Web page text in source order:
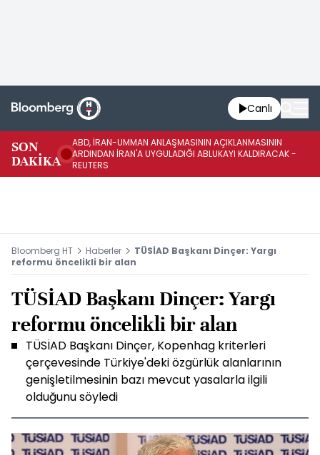
Canlı
SON
DAKİKA
ABD, İRAN-UMMAN ANLAŞMASININ AÇIKLANMASININ
ARDINDAN İRAN'A UYGULADIĞI ABLUKAYI KALDIRACAK -
REUTERS
Bloomberg HT Haberler
TÜSİAD Başkanı Dinçer: Yargı
reformu öncelikli bir alan
TÜSİAD Başkanı Dinçer: Yargı
reformu öncelikli bir alan
TÜSİAD Başkanı Dinçer, Kopenhag kriterleri
çerçevesinde Türkiye'deki özgürlük alanlarının
genişletilmesinin bazı mevcut yasalarla ilgili
olduğunu söyledi